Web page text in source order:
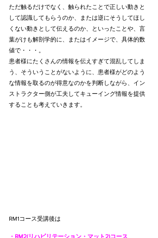
ただ触るだけでなく、触られたことで正しい動きと
して認識してもらうのか、または逆にそうしてほし
くない動きとして伝えるのか、といったことや、言
葉がけも解剖学的に、またはイメージで、具体的数
値で・・・。
患者様にたくさんの情報を伝えすぎて混乱してしま
う、そういうことがないように、患者様がどのよう
な情報を取るのが得意なのかを判断しながら、イン
ストラクター側が工夫してキューイング情報を提供
することも考えていきます。
RM1コース受講後は
・RM2(リハビリテーション・マット2)コース